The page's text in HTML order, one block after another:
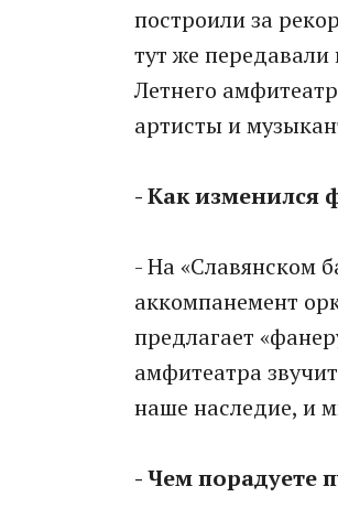
построили за
тут же
Летнего
артисты и
- Как изменился
- На «Славянском
аккомпанемент
предлагает
амфитеатра
наше наследие, и
- Чем порадуете